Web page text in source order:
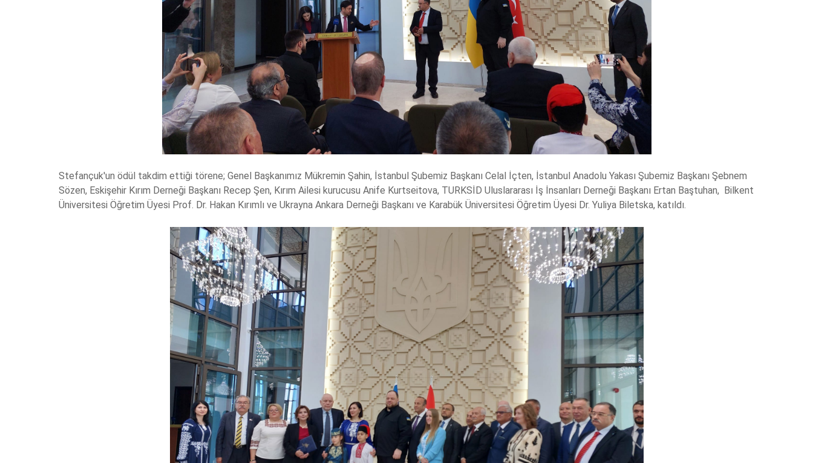
Stefançuk'un ödül takdim ettiği törene; Genel Başkanımız Mükremin Şahin, İstanbul Şubemiz Başkanı Celal İçten, İstanbul Anadolu Yakası Şubemiz Başkanı Şebnem
Sözen, Eskişehir Kırım Derneği Başkanı Recep Şen, Kırım Ailesi kurucusu Anife Kurtseitova, TURKSİD Uluslararası İş İnsanları Derneği Başkanı Ertan Baştuhan, Bilkent
Üniversitesi Öğretim Üyesi Prof. Dr. Hakan Kırımlı ve Ukrayna Ankara Derneği Başkanı ve Karabük Üniversitesi Öğretim Üyesi Dr. Yuliya Biletska, katıldı.